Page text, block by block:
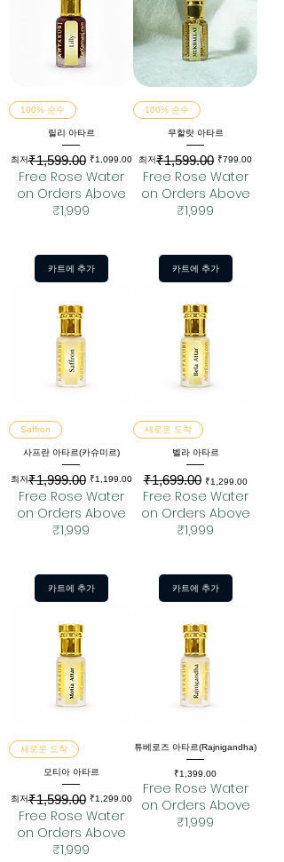
100% 순수
릴리 아타르
최저
일반가₹1,599.00 ₹1,099.00
할인가
Free Rose Water
on Orders Above
₹1,999
카트에 추가
100% 순수
무할랏 아타르
최저
일반가₹1,599.00 ₹799.00
할인가
Free Rose Water
on Orders Above
₹1,999
카트에 추가
Saffron
사프란 아타르(카슈미르)
최저
일반가₹1,999.00 ₹1,199.00
할인가
Free Rose Water
on Orders Above
₹1,999
카트에 추가
새로운 도착
벨라 아타르
일반가
₹1,699.00 할인가
₹1,299.00
Free Rose Water
on Orders Above
₹1,999
카트에 추가
새로운 도착
모티아 아타르
최저
일반가₹1,599.00 ₹1,299.00
할인가
Free Rose Water
on Orders Above
₹1,999
튜베로즈 아타르(Rajnigandha)
가격
₹1,399.00
Free Rose Water
on Orders Above
₹1,999